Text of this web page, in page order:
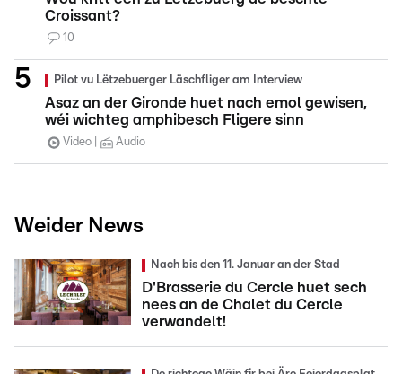
Croissant?
10
Pilot vu Lëtzebuerger Läschfliger am Interview
Asaz an der Gironde huet nach emol gewisen,
wéi wichteg amphibesch Fligere sinn
Video Audio
Weider News
Nach bis den 11. Januar an der Stad
D'Brasserie du Cercle huet sech
nees an de Chalet du Cercle
verwandelt!